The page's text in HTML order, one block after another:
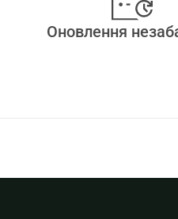
Оновлення